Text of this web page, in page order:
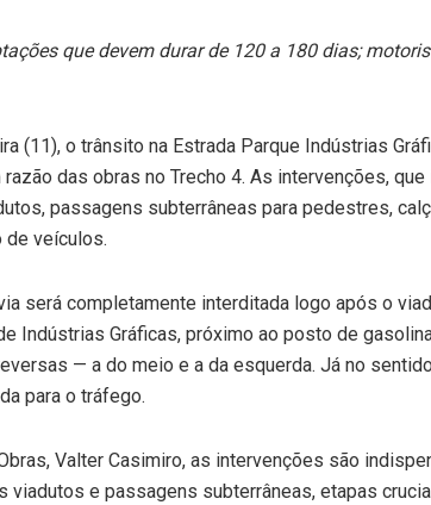
que devem durar de 120 a 180 dias;
(11), o trânsito na Estrada Parque Indústrias
das obras no Trecho 4. As intervenções,
passagens subterrâneas para pedestres,
de veículos.
será completamente interditada logo após o
Indústrias Gráficas, próximo ao posto de
— a do meio e a da esquerda. Já no
para o tráfego.
Valter Casimiro, as intervenções são
viadutos e passagens subterrâneas, etapas